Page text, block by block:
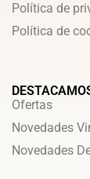
Política de
Política de
Ofertas
Novedades
Novedades